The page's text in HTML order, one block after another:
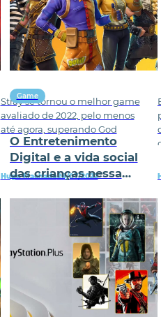
Stray se tornou o melhor game
avaliado de 2022, pelo menos
até agora, superando God
Hugo Machado26/07/2022
Game
O Entretenimento
Digital e a vida social
das crianças nessa